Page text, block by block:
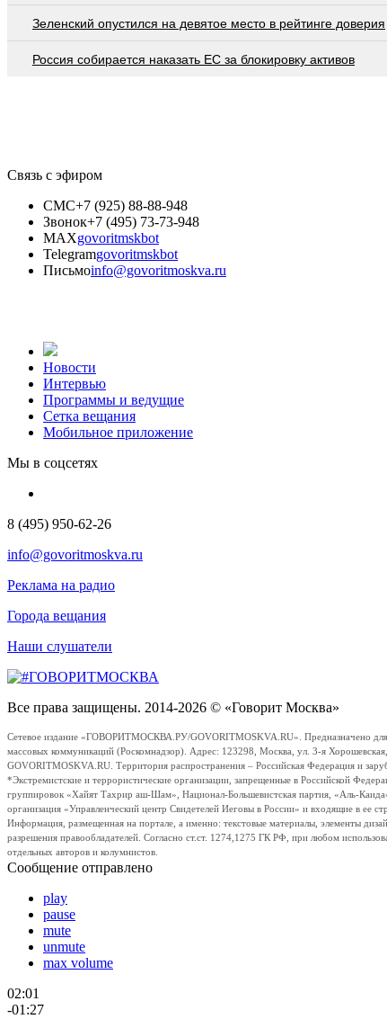
Зеленский опустился на девятое место в рейтинге доверия
Россия собирается наказать EC за блокировку активов
Связь с эфиром
СМС+7 (925) 88-88-948
Звонок+7 (495) 73-73-948
MAXgovoritmskbot
Telegramgovoritmskbot
Письмоinfo@govoritmoskva.ru
Новости
Интервью
Программы и ведущие
Сетка вещания
Мобильное приложение
Мы в соцсетях
8 (495) 950-62-26
info@govoritmoskva.ru
Реклама на радио
Города вещания
Наши слушатели
Все права защищены. 2014-2026 © «Говорит Москва»
Сетевое издание «ГОВОРИТМОСКВА.РУ/GOVORITMOSKVA.RU». Предназначено для
массовых коммуникаций (Роскомнадзор). Адрес: 123298, Москва, ул. 3-я
GOVORITMOSKVA.RU. Территория распространения – Российская Федерация и
*Экстремистские и террористические организации, запрещенные в Российской
группировок «Хайят Тахрир аш-Шам», Национал-Большевистская партия, «Аль-
организация «Управленческий центр Свидетелей Иеговы в России» и входящие в ее
Информация, размещенная на портале, а именно: текстовые материалы, элементы
разрешения правообладателей. Согласно ст.ст. 1274,1275 ГК РФ, при любом
отдельных авторов и колумнистов.
Сообщение отправлено
play
pause
mute
unmute
max volume
02:01
-01:27